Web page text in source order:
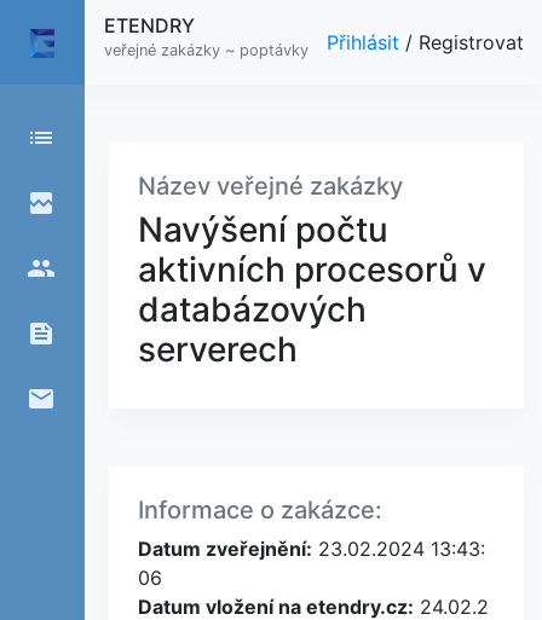
list
broken_image
people
feed
email
ETENDRY
veřejné zakázky ~ poptávky Přihlásit / Registrovat
Název veřejné zakázky
Navýšení počtu
aktivních procesorů v
databázových
serverech
Informace o zakázce:
Datum zveřejnění: 23.02.2024 13:43:
06
Datum vložení na etendry.cz: 24.02.2